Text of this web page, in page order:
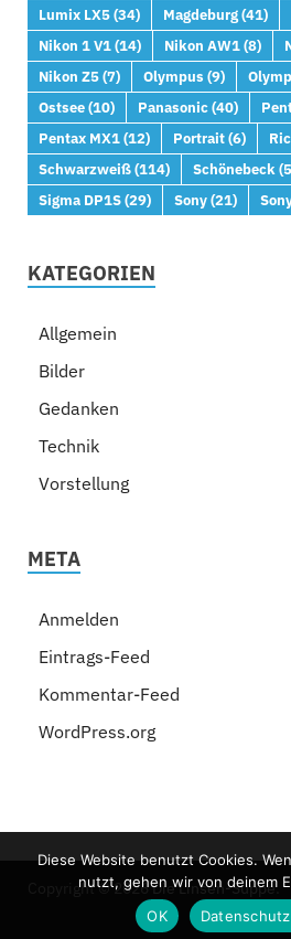
Lumix LX5(34) Magdeburg(41)
Nikon 1 V1(14) Nikon AW1(8)
Nikon Z5(7) Olympus (9)
Ostsee(10) Panasonic(40)
Pentax MX1(12) Portrait(6)
Schwarzweiß(114) Schönebeck
Sigma DP1S(29) Sony(21)
KATEGORIEN
Allgemein
Bilder
Gedanken
Technik
Vorstellung
META
Anmelden
Eintrags-Feed
Kommentar-Feed
WordPress.org
Copyright © 2026Die Linsen-Suppe.
Diese Website benutzt Cookies.
nutzt, gehen wir von deinem
OK